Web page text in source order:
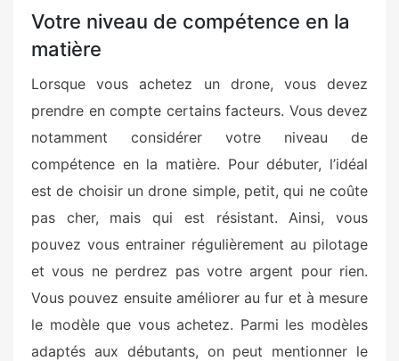
Votre niveau de compétence en la
matière
Lorsque vous achetez un drone, vous devez
prendre en compte certains facteurs. Vous devez
notamment considérer votre niveau de
compétence en la matière. Pour débuter, l’idéal
est de choisir un drone simple, petit, qui ne coûte
pas cher, mais qui est résistant. Ainsi, vous
pouvez vous entrainer régulièrement au pilotage
et vous ne perdrez pas votre argent pour rien.
Vous pouvez ensuite améliorer au fur et à mesure
le modèle que vous achetez. Parmi les modèles
adaptés aux débutants, on peut mentionner le